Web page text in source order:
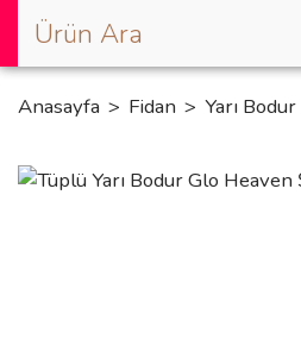
Anasayfa Fidan Yarı